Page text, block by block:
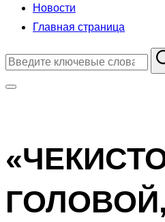
Новости
Главная страница
Поиск
навигацию